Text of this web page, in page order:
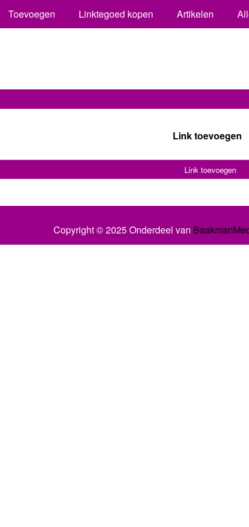
Toevoegen Linktegoed kopen Artikelen
Link toevoegen
Link toevoegen
Copyright © 2025 Onderdeel van